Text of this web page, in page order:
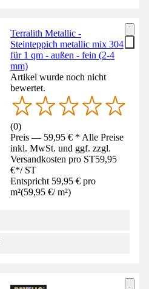
Terralith Metallic -
Steinteppich metallic mix 304
für 1 qm - außen - fein (2-4
mm)
Artikel wurde noch nicht
bewertet.
(0)
Preis — 59,95 € * Alle Preise
inkl. MwSt. und ggf. zzgl.
Versandkosten pro ST59,95
€*/ ST
Entspricht 59,95 € pro
m²(59,95 €/ m²)